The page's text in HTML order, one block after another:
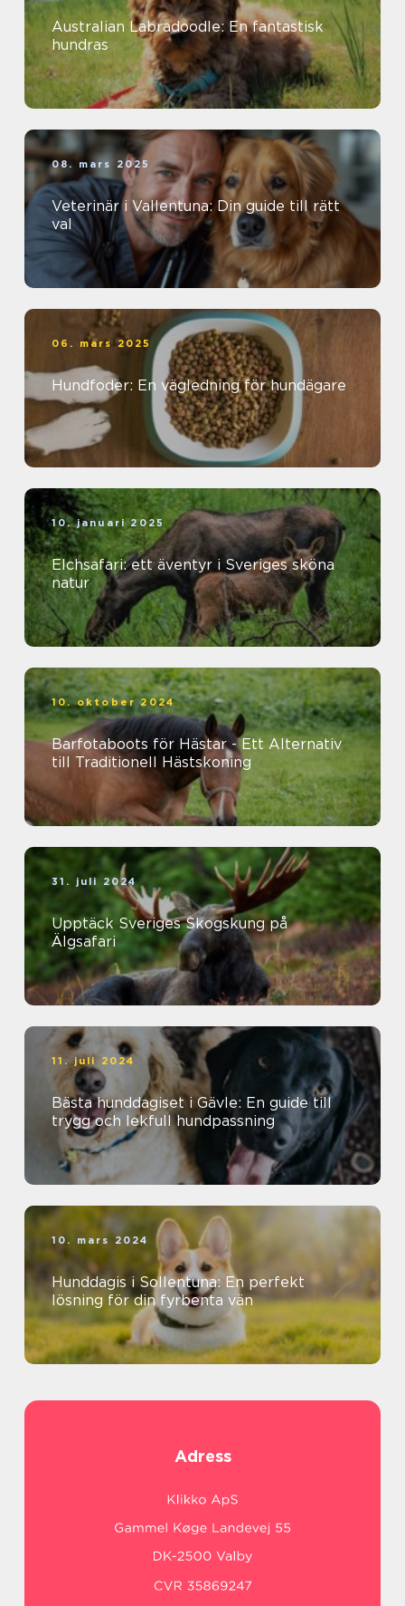
Australian Labradoodle: En fantastisk
hundras
08. mars 2025
Veterinär i Vallentuna: Din guide till rätt
val
06. mars 2025
Hundfoder: En vägledning för hundägare
10. januari 2025
Elchsafari: ett äventyr i Sveriges sköna
natur
10. oktober 2024
Barfotaboots för Hästar - Ett Alternativ
till Traditionell Hästskoning
31. juli 2024
Upptäck Sveriges Skogskung på
Älgsafari
11. juli 2024
Bästa hunddagiset i Gävle: En guide till
trygg och lekfull hundpassning
10. mars 2024
Hunddagis i Sollentuna: En perfekt
lösning för din fyrbenta vän
Adress